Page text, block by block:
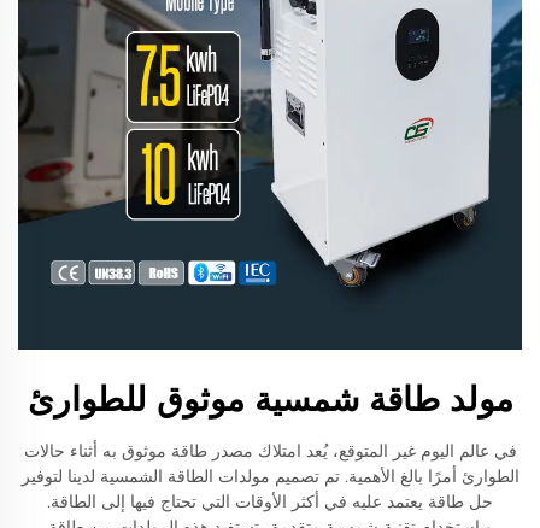
مولد طاقة شمسية موثوق للطوارئ
في عالم اليوم غير المتوقع، يُعد امتلاك مصدر طاقة موثوق به أثناء حالات
الطوارئ أمرًا بالغ الأهمية. تم تصميم مولدات الطاقة الشمسية لدينا لتوفير
حل طاقة يعتمد عليه في أكثر الأوقات التي تحتاج فيها إلى الطاقة.